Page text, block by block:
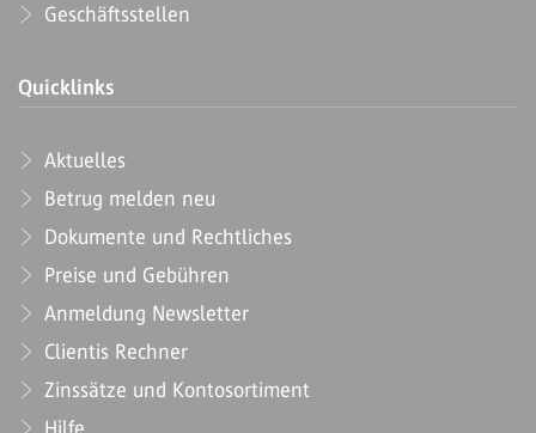
Geschäftsstellen
Quicklinks
Aktuelles
Betrug melden neu
Dokumente und Rechtliches
Preise und Gebühren
Anmeldung Newsletter
Clientis Rechner
Zinssätze und Kontosortiment
Hilfe